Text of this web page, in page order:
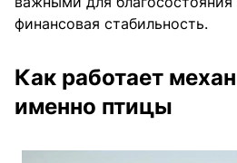
финансовая стабильность.
Как работает
именно птицы